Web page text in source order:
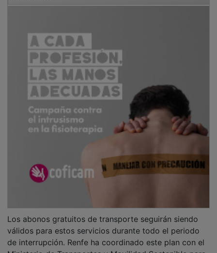
válidos para estos servicios durante todo el periodo
de interrupción. Renfe ha coordinado este plan con el
Ministerio de Transportes y Movilidad Sostenible para